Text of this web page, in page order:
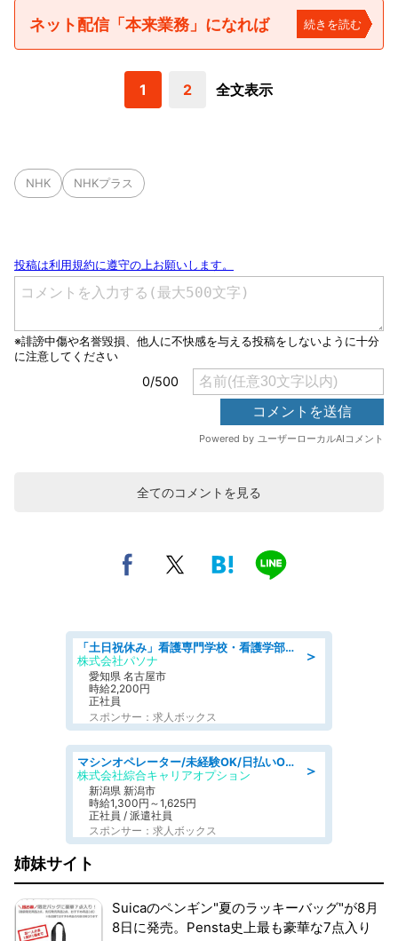
ネット配信「本来業務」になれば 続きを読む
1 2 全文表示
NHK NHKプラス
全てのコメントを見る
＞
「土日祝休み」看護専門学校・看護学部での教員業務/高時給/要資格:保健師、正看護師
株式会社パソナ
愛知県 名古屋市
時給2,200円
正社員
スポンサー：求人ボックス
＞
マシンオペレーター/未経験OK/日払いOK/寮費無料/交替制/20・30・40代活躍中
株式会社綜合キャリアオプション
新潟県 新潟市
時給1,300円～1,625円
正社員 / 派遣社員
スポンサー：求人ボックス
姉妹サイト
Suicaのペンギン"夏のラッキーバッグ"が8月
8日に発売。Pensta史上最も豪華な7点入り